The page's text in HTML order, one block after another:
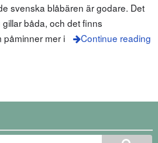
svenska blåbären är godare. Det
båda, och det finns
påminner mer i
Continue reading